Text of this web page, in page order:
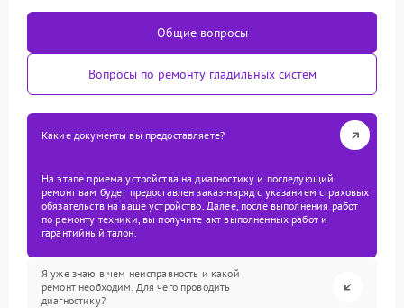
Общие вопросы
Вопросы по ремонту гладильных систем
Какие документы вы предоставляете?
На этапе приема устройства на диагностику и последующий
ремонт вам будет предоставлен заказ-наряд с указанием страховых
обязательств на ваше устройство. Далее, после выполнения работ
по ремонту техники, вы получите акт выполненных работ и
гарантийный талон.
Я уже знаю в чем неисправность и какой
ремонт необходим. Для чего проводить
диагностику?